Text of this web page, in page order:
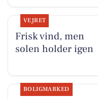
VEJRET
Frisk vind, men
solen holder igen
BOLIGMARKED